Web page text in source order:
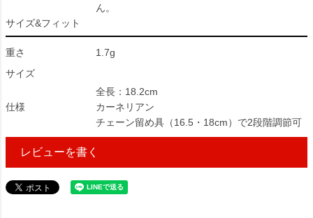
ん。
サイズ&フィット
重さ
1.7g
サイズ
仕様
全長：18.2cm
カーネリアン
チェーン留め具（16.5・18cm）で2段階調節可
レビューを書く